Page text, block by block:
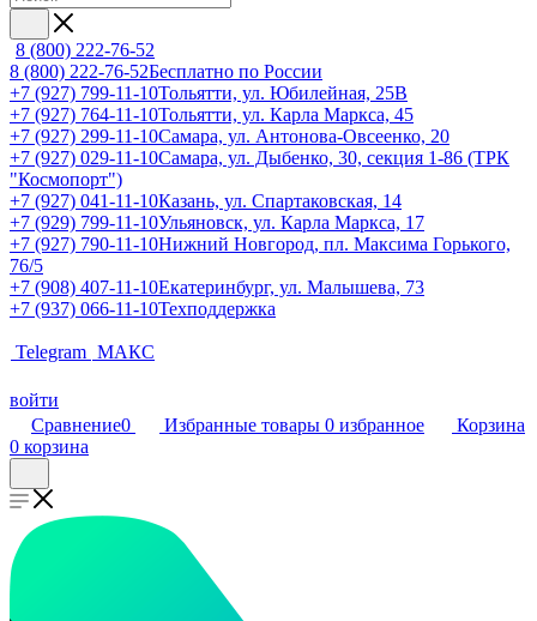
8 (800) 222-76-52
8 (800) 222-76-52Бесплатно по России
+7 (927) 799-11-10Тольятти, ул. Юбилейная, 25В
+7 (927) 764-11-10Тольятти, ул. Карла Маркса, 45
+7 (927) 299-11-10Самара, ул. Антонова-Овсеенко, 20
+7 (927) 029-11-10Самара, ул. Дыбенко, 30, секция 1-86 (ТРК
"Космопорт")
+7 (927) 041-11-10Казань, ул. Спартаковская, 14
+7 (929) 799-11-10Ульяновск, ул. Карла Маркса, 17
+7 (927) 790-11-10Нижний Новгород, пл. Максима Горького,
76/5
+7 (908) 407-11-10Екатеринбург, ул. Малышева, 73
+7 (937) 066-11-10Техподдержка
Telegram МАКС
войти
Сравнение0 Избранные товары 0 избранное
Корзина
0 корзина